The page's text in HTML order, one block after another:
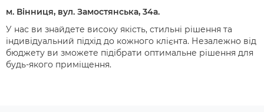
м. Вінниця, вул. Замостянська, 34а.
У нас ви знайдете високу якість, стильні рішення та
індивідуальний підхід до кожного клієнта. Незалежно від
бюджету ви зможете підібрати оптимальне рішення для
будь-якого приміщення.